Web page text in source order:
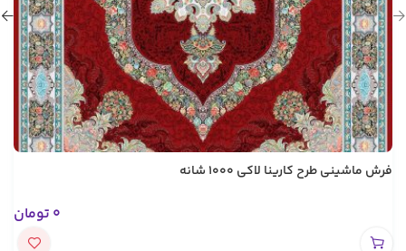
فرش ماشینی طرح کارینا لاکی 1000 شانه
0 تومان